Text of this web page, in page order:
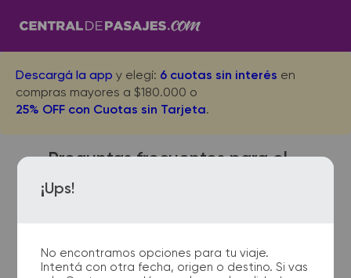
Descargá la app y elegí: 6 cuotas sin interés en
compras mayores a $180.000 o
25% OFF con Cuotas sin Tarjeta.
¡Ups!
No encontramos opciones para tu viaje.
Intentá con otra fecha, origen o destino. Si vas
Preguntas frecuentes para el
viaje desde Villa Maria a
Capitan Sarmiento